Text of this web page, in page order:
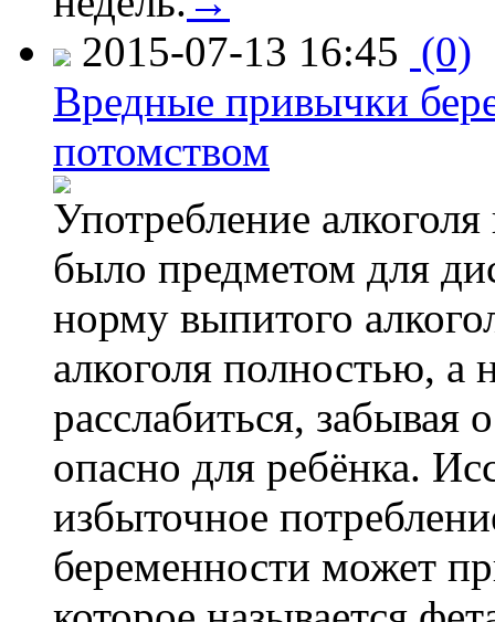
2015-07-13 16:45 (0)
Вредные привычки
потомством
Употребление
было предметом для
норму выпитого
алкоголя полностью, а
расслабиться, забывая
опасно для ребёнка.
избыточное
беременности может